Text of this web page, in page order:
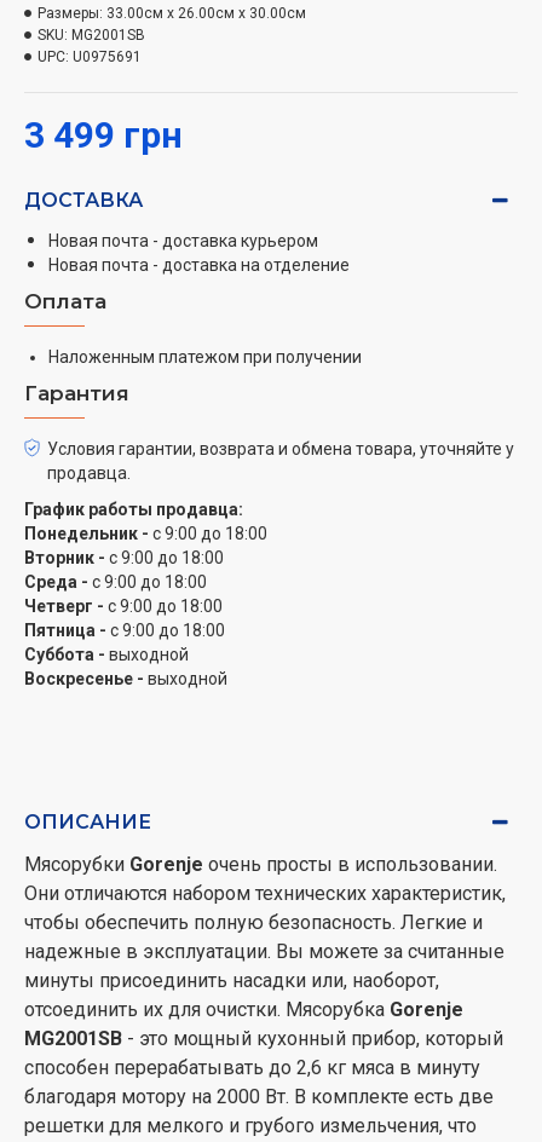
позволяет приготовить фарш разной консистенции.
3 499 грн
Размеры: 33.00см x 26.00см x 30.00см
SKU: MG2001SB
UPC: U0975691
ДОСТАВКА
Новая почта - доставка курьером
Новая почта - доставка на отделение
Оплата
Наложенным платежом при получении
Гарантия
Условия гарантии, возврата и обмена товара, уточняйте у
продавца.
График работы продавца:
Понедельник - с 9:00 до 18:00
Вторник - с 9:00 до 18:00
Среда - с 9:00 до 18:00
Четверг - с 9:00 до 18:00
Пятница - с 9:00 до 18:00
Суббота - выходной
Воскресенье - выходной
ОПИСАНИЕ
Мясорубки Gorenje очень просты в использовании.
Они отличаются набором технических характеристик,
чтобы обеспечить полную безопасность. Легкие и
надежные в эксплуатации. Вы можете за считанные
минуты присоединить насадки или, наоборот,
отсоединить их для очистки. Мясорубка Gorenje
MG2001SB - это мощный кухонный прибор, который
способен перерабатывать до 2,6 кг мяса в минуту
благодаря мотору на 2000 Вт. В комплекте есть две
решетки для мелкого и грубого измельчения, что